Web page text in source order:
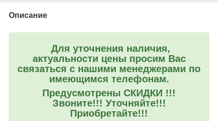
Описание
Для уточнения наличия,
актуальности цены просим Вас
связаться с нашими менеджерами по
имеющимся телефонам.
Предусмотрены СКИДКИ !!!
Звоните!!! Уточняйте!!!
Приобретайте!!!